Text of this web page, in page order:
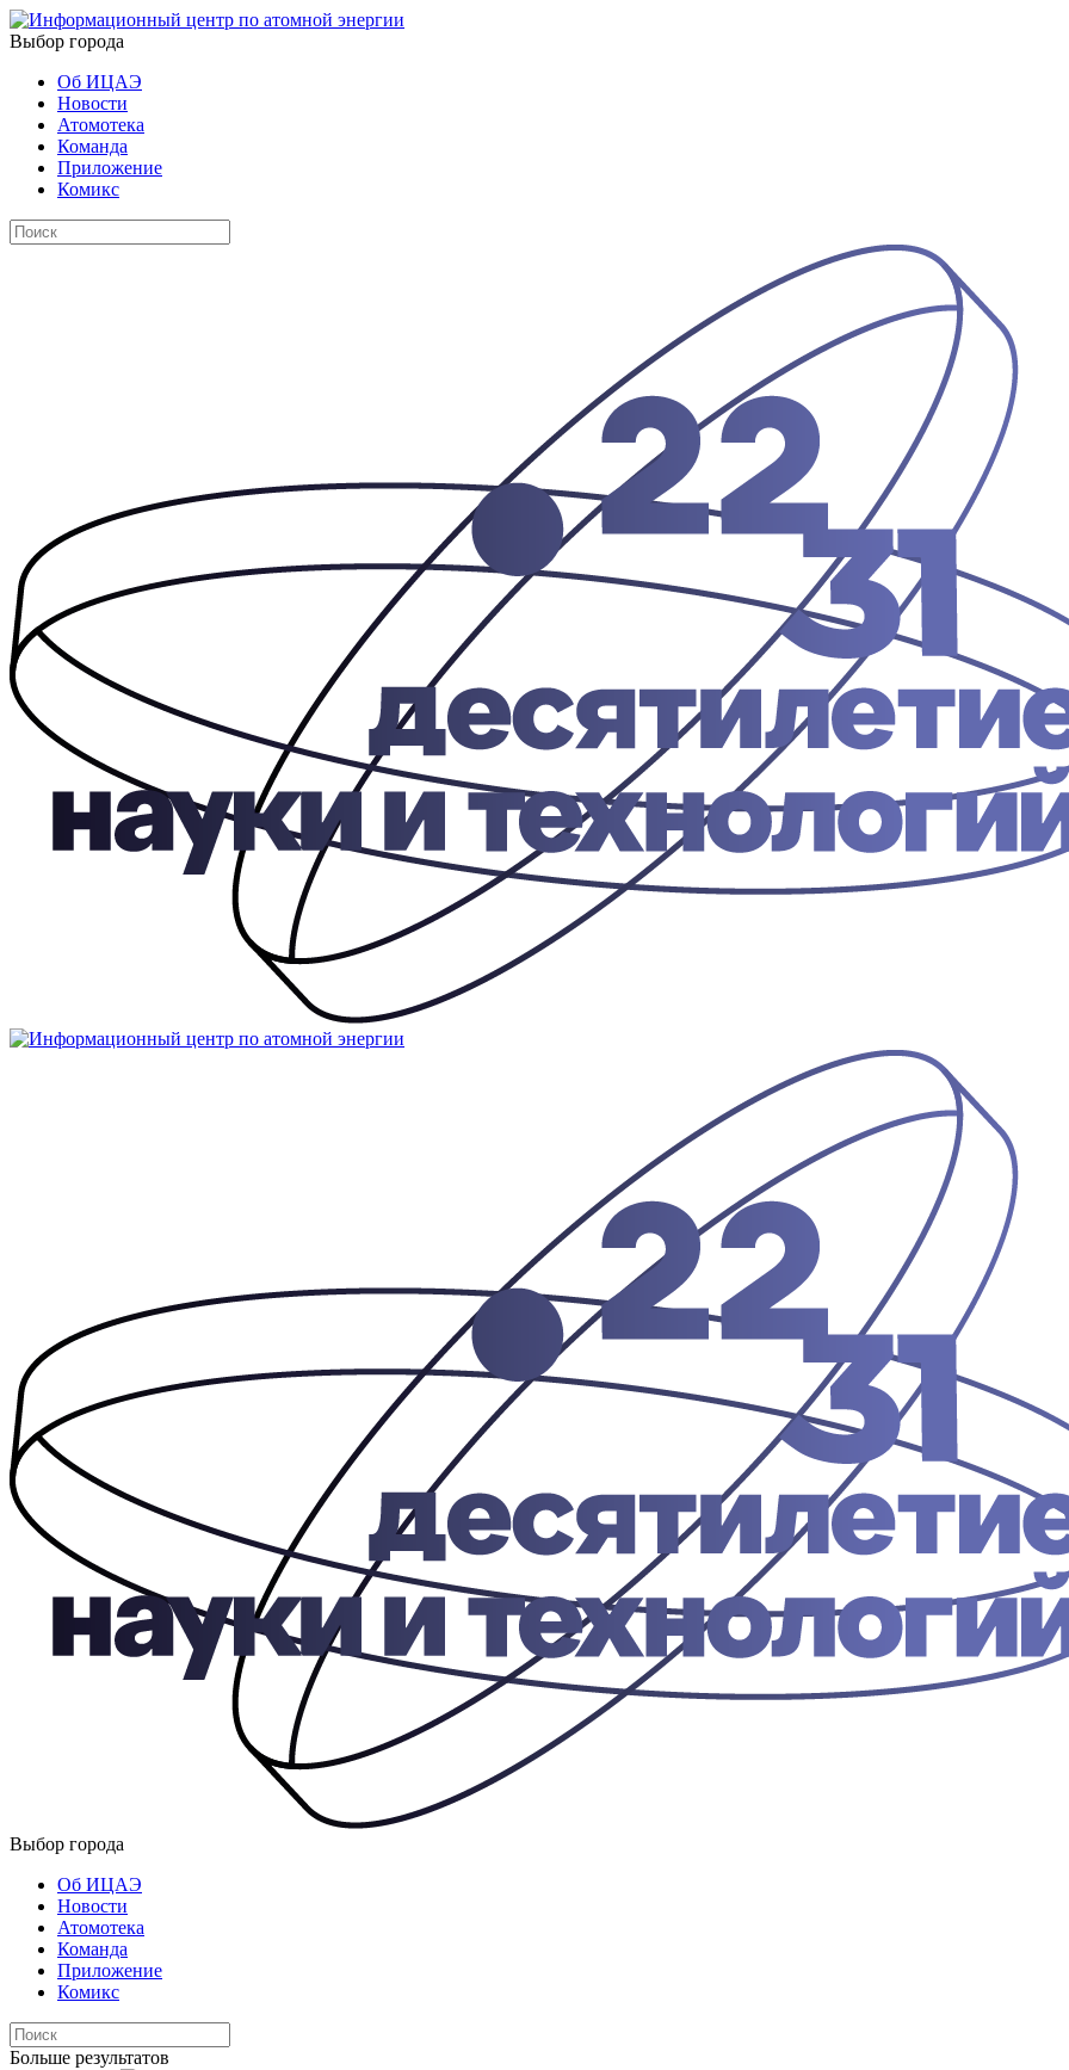
Выбор города
Об ИЦАЭ
Новости
Атомотека
Команда
Приложение
Комикс
Выбор города
Об ИЦАЭ
Новости
Атомотека
Команда
Приложение
Комикс
Больше результатов